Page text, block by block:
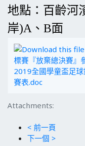
地點：百齡河
岸)A、B面
Attachments:
2019全國學童盃足
賽表.doc
< 前一頁
下一個 >